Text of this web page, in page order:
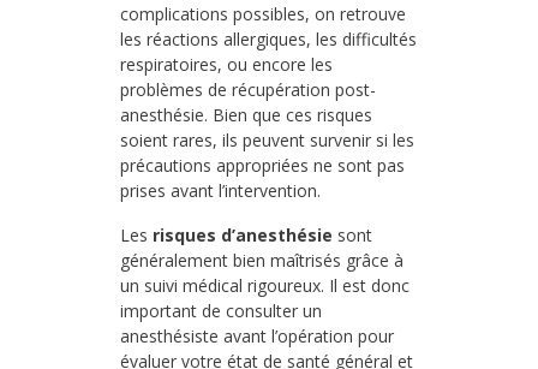
complications possibles, on retrouve
les réactions allergiques, les difficultés
respiratoires, ou encore les
problèmes de récupération post-
anesthésie. Bien que ces risques
soient rares, ils peuvent survenir si les
précautions appropriées ne sont pas
prises avant l’intervention.
Les risques d’anesthésie sont
généralement bien maîtrisés grâce à
un suivi médical rigoureux. Il est donc
important de consulter un
anesthésiste avant l’opération pour
évaluer votre état de santé général et